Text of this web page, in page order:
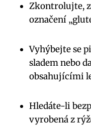
Zkontrolujte,
označení
Vyhýbejte se
sladem nebo
obsahujícími
Hledáte-li
vyrobená z